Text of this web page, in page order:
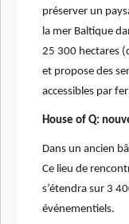
préserver un
la mer Baltique
25 300 hectares
et propose des
accessibles par
House of Q:
Dans un ancien
Ce lieu de
s’étendra sur 3
événementiels.